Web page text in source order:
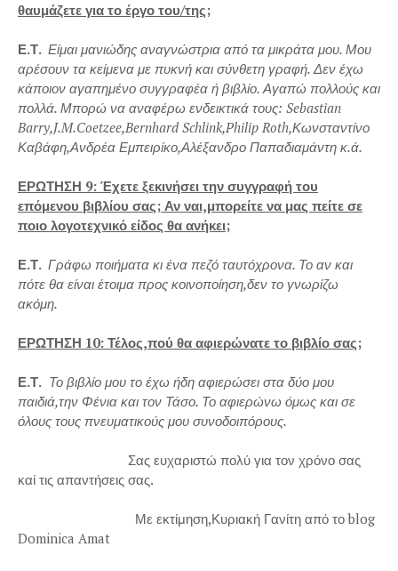
θαυμάζετε για το έργο του/της;
Ε.Τ. Είμαι μανιώδης αναγνώστρια από τα μικράτα μου. Μου
αρέσουν τα κείμενα με πυκνή και σύνθετη γραφή. Δεν έχω
κάποιον αγαπημένο συγγραφέα ή βιβλίο. Αγαπώ πολλούς και
πολλά. Μπορώ να αναφέρω ενδεικτικά τους: Sebastian
Barry,J.M.Coetzee,Bernhard Schlink,Philip Roth,Κωνσταντίνο
Καβάφη,Ανδρέα Εμπειρίκο,Αλέξανδρο Παπαδιαμάντη κ.ά.
ΕΡΩΤΗΣΗ 9: Έχετε ξεκινήσει την συγγραφή του
επόμενου βιβλίου σας; Αν ναι,μπορείτε να μας πείτε σε
ποιο λογοτεχνικό είδος θα ανήκει;
Ε.Τ. Γράφω ποιήματα κι ένα πεζό ταυτόχρονα. Το αν και
πότε θα είναι έτοιμα προς κοινοποίηση,δεν το γνωρίζω
ακόμη.
ΕΡΩΤΗΣΗ 10: Τέλος,πού θα αφιερώνατε το βιβλίο σας;
Ε.Τ. Το βιβλίο μου το έχω ήδη αφιερώσει στα δύο μου
παιδιά,την Φένια και τον Τάσο. Το αφιερώνω όμως και σε
όλους τους πνευματικούς μου συνοδοιπόρους.
Σας ευχαριστώ πολύ για τον χρόνο σας
καί τις απαντήσεις σας.
Με εκτίμηση,Κυριακή Γανίτη από το blog
Dominica Amat